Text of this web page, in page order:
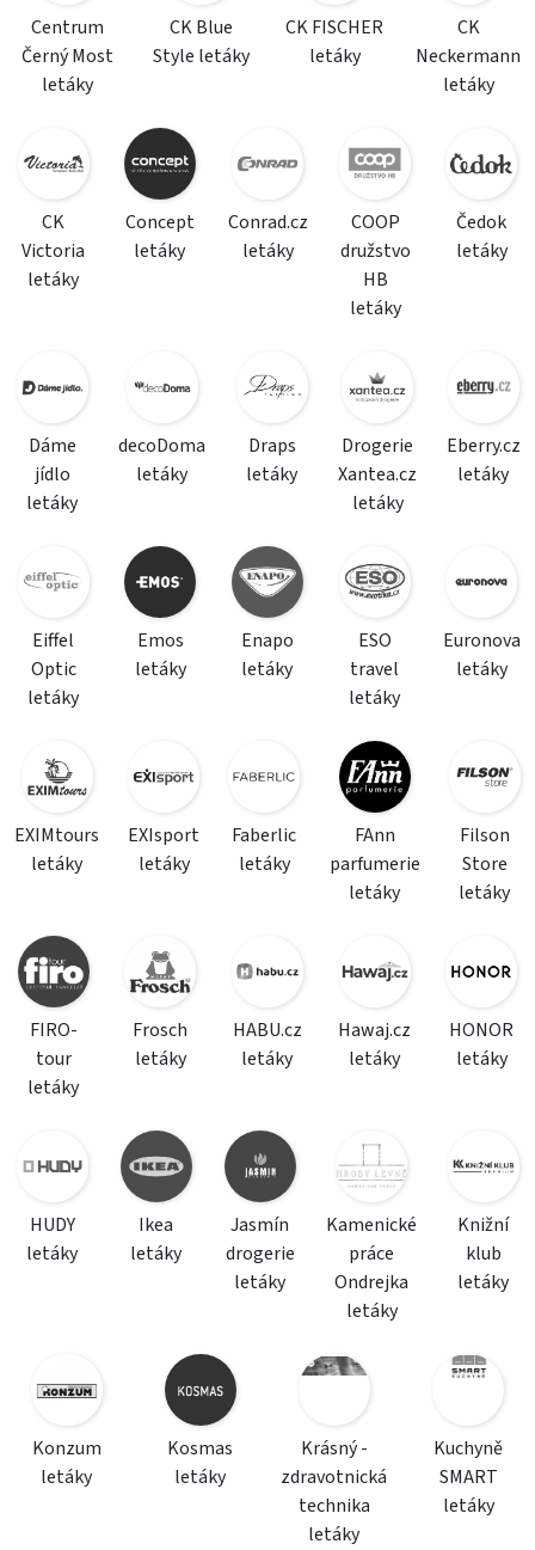
Centrum
Černý Most
letáky
CK Blue
Style letáky
CK FISCHER
letáky
CK
Neckermann
letáky
CK
Victoria
letáky
Concept
letáky
Conrad.cz
letáky
COOP
družstvo
HB
letáky
Čedok
letáky
Dáme
jídlo
letáky
decoDoma
letáky
Draps
letáky
Drogerie
Xantea.cz
letáky
Eberry.cz
letáky
Eiffel
Optic
letáky
Emos
letáky
Enapo
letáky
ESO
travel
letáky
Euronova
letáky
EXIMtours
letáky
EXIsport
letáky
Faberlic
letáky
FAnn
parfumerie
letáky
Filson
Store
letáky
FIRO-
tour
letáky
Frosch
letáky
HABU.cz
letáky
Hawaj.cz
letáky
HONOR
letáky
HUDY
letáky
Ikea
letáky
Jasmín
drogerie
letáky
Kamenické
práce
Ondrejka
letáky
Knižní
klub
letáky
Konzum
letáky
Kosmas
letáky
Krásný -
zdravotnická
technika
letáky
Kuchyně
SMART
letáky